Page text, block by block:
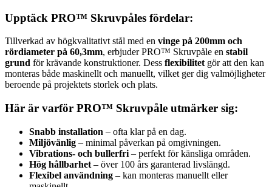
Upptäck PRO™ Skruvpåles fördelar:
Tillverkad av högkvalitativt stål med en vinge på 200mm och
rördiameter på 60,3mm, erbjuder PRO™ Skruvpåle en stabil
grund för krävande konstruktioner. Dess flexibilitet gör att den kan
monteras både maskinellt och manuellt, vilket ger dig valmöjligheter
beroende på projektets storlek och plats.
Här är varför PRO™ Skruvpåle utmärker sig:
Snabb installation – ofta klar på en dag.
Miljövänlig – minimal påverkan på omgivningen.
Vibrations- och bullerfri – perfekt för känsliga områden.
Hög hållbarhet – över 100 års garanterad livslängd.
Flexibel användning – kan monteras manuellt eller